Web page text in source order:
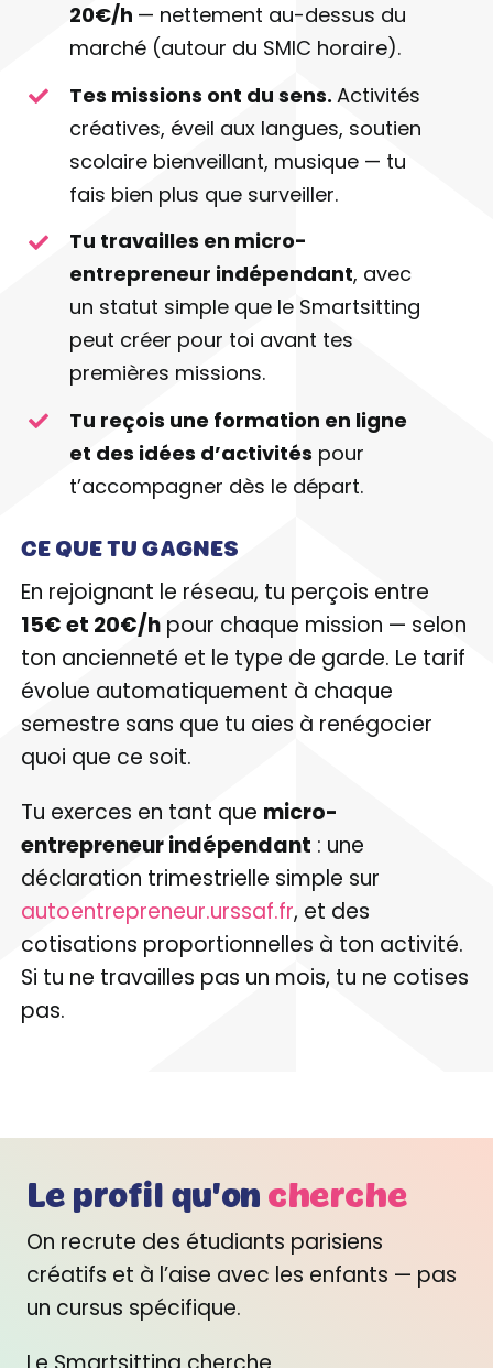
20€/h — nettement au-dessus du
marché (autour du SMIC horaire).
Tes missions ont du sens. Activités
créatives, éveil aux langues, soutien
scolaire bienveillant, musique — tu
fais bien plus que surveiller.
Tu travailles en micro-
entrepreneur indépendant, avec
un statut simple que le Smartsitting
peut créer pour toi avant tes
premières missions.
Tu reçois une formation en ligne
et des idées d’activités pour
t’accompagner dès le départ.
CE QUE TUGAGNES
En rejoignant le réseau, tu perçois entre
15€ et 20€/h pour chaque mission — selon
ton ancienneté et le type de garde. Le tarif
évolue automatiquement à chaque
semestre sans que tu aies à renégocier
quoi que ce soit.
Tu exerces en tant que micro-
entrepreneur indépendant : une
déclaration trimestrielle simple sur
autoentrepreneur.urssaf.fr, et des
cotisations proportionnelles à ton activité.
Si tu ne travailles pas un mois, tu ne cotises
pas.
Le profil qu'on cherche
On recrute des étudiants parisiens
créatifs et à l’aise avec les enfants — pas
un cursus spécifique.